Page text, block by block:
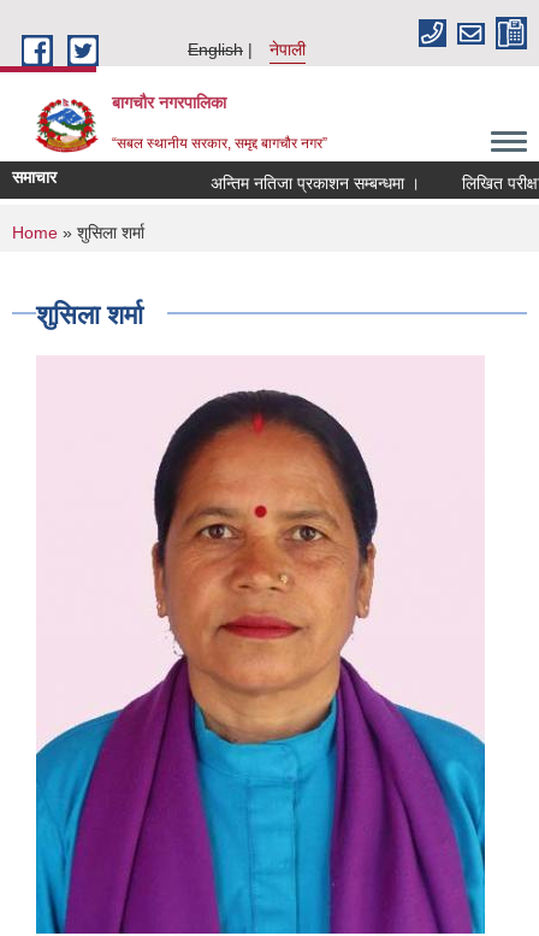
English
नेपाली
बागचौर नगरपालिका
“सबल स्थानीय सरकार, समृद्द बागचौर नगर”
समाचार अन्तिम नतिजा प्रकाशन सम्बन्धमा । लिखित
You are here
Home » शुसिला शर्मा
शुसिला शर्मा